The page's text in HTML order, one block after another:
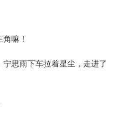
嘛！
思雨下车拉着星尘，走进了